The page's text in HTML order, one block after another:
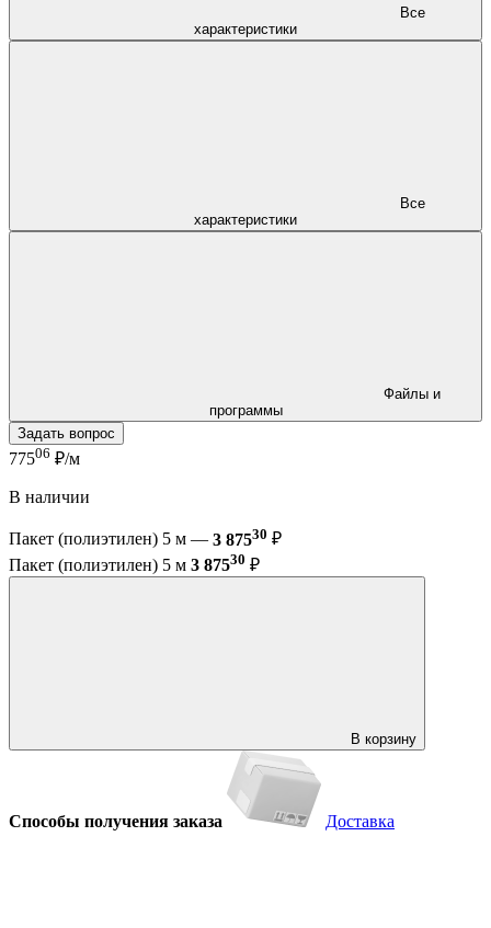
характеристики
характеристики
программы
Задать вопрос
77506 ₽/м
В наличии
Пакет (полиэтилен) 5 м — 3 87530 ₽
Пакет (полиэтилен) 5 м 3 87530 ₽
В корзину
Способы получения заказа Доставка